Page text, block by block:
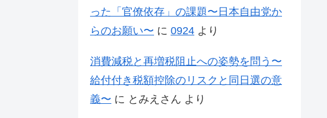
った「官僚依存」の課題〜日本自由党か
らのお願い〜 に 0924 より
消費減税と再増税阻止への姿勢を問う〜
給付付き税額控除のリスクと同日選の意
義〜 に とみえさん より